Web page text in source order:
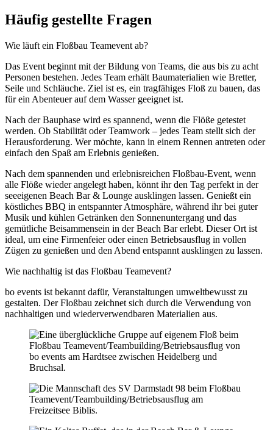
Häufig gestellte Fragen
Wie läuft ein Floßbau Teamevent ab?
Das Event beginnt mit der Bildung von Teams, die aus bis zu acht
Personen bestehen. Jedes Team erhält Baumaterialien wie Bretter,
Seile und Schläuche. Ziel ist es, ein tragfähiges Floß zu bauen, das
für ein Abenteuer auf dem Wasser geeignet ist.
Nach der Bauphase wird es spannend, wenn die Flöße getestet
werden. Ob Stabilität oder Teamwork – jedes Team stellt sich der
Herausforderung. Wer möchte, kann in einem Rennen antreten oder
einfach den Spaß am Erlebnis genießen.
Nach dem spannenden und erlebnisreichen Floßbau-Event, wenn
alle Flöße wieder angelegt haben, könnt ihr den Tag perfekt in der
seeeigenen Beach Bar & Lounge ausklingen lassen. Genießt ein
köstliches BBQ in entspannter Atmosphäre, während ihr bei guter
Musik und kühlen Getränken den Sonnenuntergang und das
gemütliche Beisammensein in der Beach Bar erlebt. Dieser Ort ist
ideal, um eine Firmenfeier oder einen Betriebsausflug in vollen
Zügen zu genießen und den Abend entspannt ausklingen zu lassen.
Wie nachhaltig ist das Floßbau Teamevent?
bo events ist bekannt dafür, Veranstaltungen umweltbewusst zu
gestalten. Der Floßbau zeichnet sich durch die Verwendung von
nachhaltigen und wiederverwendbaren Materialien aus.